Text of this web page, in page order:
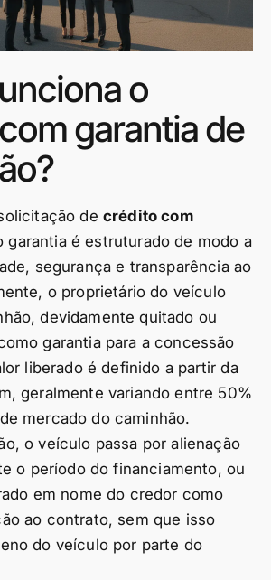
o
garantia de
de crédito com
garantia é estruturado de modo a
segurança e transparência ao
o proprietário do veículo
devidamente quitado ou
garantia para a concessão
liberado é definido a partir da
geralmente variando entre 50%
mercado do caminhão.
o veículo passa por alienação
o período do financiamento, ou
em nome do credor como
ao contrato, sem que isso
do veículo por parte do